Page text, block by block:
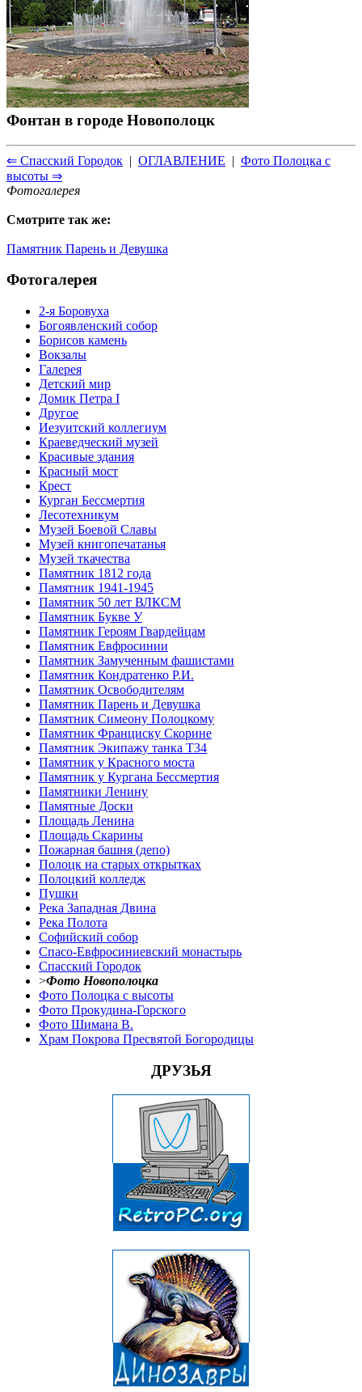
Фонтан в городе Новополоцк
⇐ Спасский Городок | ОГЛАВЛЕНИЕ | Фото Полоцка с
высоты ⇒
Фотогалерея
Смотрите так же:
Памятник Парень и Девушка
Фотогалерея
2-я Боровуха
Богоявленский собор
Борисов камень
Вокзалы
Галерея
Детский мир
Домик Петра I
Другое
Иезуитский коллегиум
Краеведческий музей
Красивые здания
Красный мост
Крест
Курган Бессмертия
Лесотехникум
Музей Боевой Славы
Музей книгопечатанья
Музей ткачества
Памятник 1812 года
Памятник 1941-1945
Памятник 50 лет ВЛКСМ
Памятник Букве У
Памятник Героям Гвардейцам
Памятник Евфросинии
Памятник Замученным фашистами
Памятник Кондратенко Р.И.
Памятник Освободителям
Памятник Парень и Девушка
Памятник Симеону Полоцкому
Памятник Франциску Скорине
Памятник Экипажу танка Т34
Памятник у Красного моста
Памятник у Кургана Бессмертия
Памятники Ленину
Памятные Доски
Площадь Ленина
Площадь Скарины
Пожарная башня (депо)
Полоцк на старых открытках
Полоцкий колледж
Пушки
Река Западная Двина
Река Полота
Софийский собор
Спасо-Евфросиниевский монастырь
Спасский Городок
>Фото Новополоцка
Фото Полоцка с высоты
Фото Прокудина-Горского
Фото Шимана В.
Храм Покрова Пресвятой Богородицы
ДРУЗЬЯ